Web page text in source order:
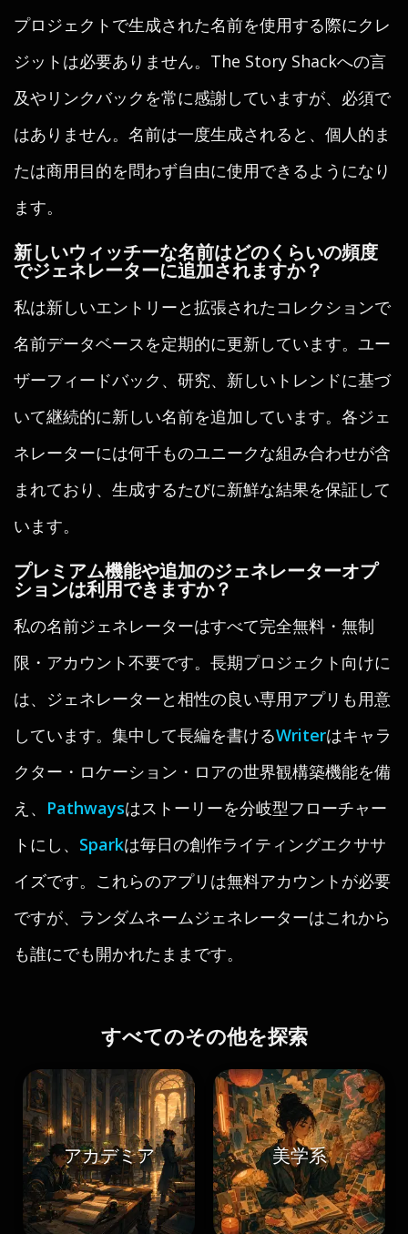
プロジェクトで生成された名前を使用する際にクレ
ジットは必要ありません。The Story Shackへの言
及やリンクバックを常に感謝していますが、必須で
はありません。名前は一度生成されると、個人的ま
たは商用目的を問わず自由に使用できるようになり
ます。
新しいウィッチーな名前はどのくらいの頻度
でジェネレーターに追加されますか？
私は新しいエントリーと拡張されたコレクションで
名前データベースを定期的に更新しています。ユー
ザーフィードバック、研究、新しいトレンドに基づ
いて継続的に新しい名前を追加しています。各ジェ
ネレーターには何千ものユニークな組み合わせが含
まれており、生成するたびに新鮮な結果を保証して
います。
プレミアム機能や追加のジェネレーターオプ
ションは利用できますか？
私の名前ジェネレーターはすべて完全無料・無制
限・アカウント不要です。長期プロジェクト向けに
は、ジェネレーターと相性の良い専用アプリも用意
しています。集中して長編を書けるWriterはキャラ
クター・ロケーション・ロアの世界観構築機能を備
え、 Pathwaysはストーリーを分岐型フローチャー
トにし、 Sparkは毎日の創作ライティングエクササ
イズです。これらのアプリは無料アカウントが必要
ですが、ランダムネームジェネレーターはこれから
も誰にでも開かれたままです。
すべてのその他を探索
アカデミア 美学系